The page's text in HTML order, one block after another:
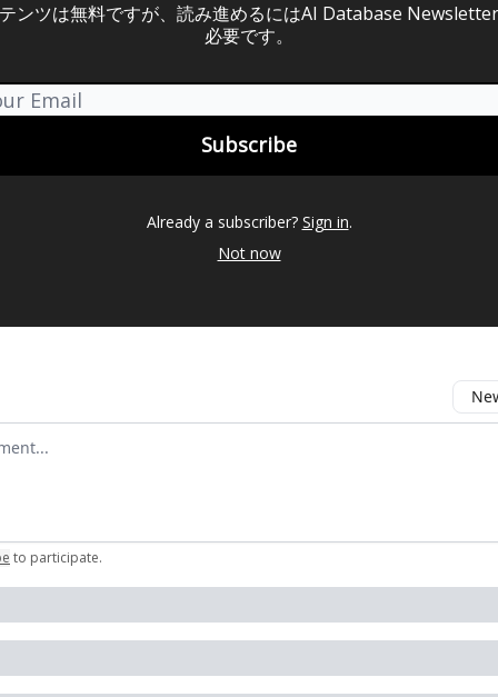
ンツは無料ですが、読み進めるにはAI Database
必要です。
Already a subscriber? Sign in.
Not now
to participate.